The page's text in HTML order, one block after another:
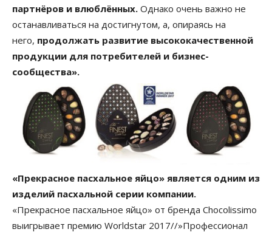
партнёров и влюблённых. Однако очень важно не
останавливаться на достигнутом, а, опираясь на
него, продолжать развитие высококачественной
продукции для потребителей и бизнес-
сообщества».
«Прекрасное пасхальное яйцо» является одним из
изделий пасхальной серии компании.
«Прекрасное пасхальное яйцо» от бренда Chocolissimo
выигрывает премию Worldstar 2017//»Профессионал